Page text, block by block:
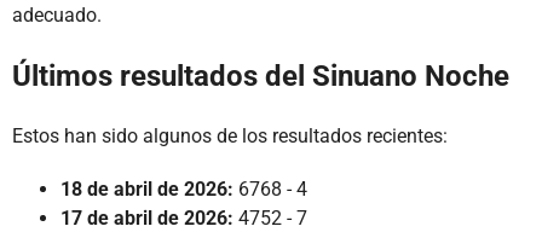
adecuado.
Últimos resultados del Sinuano Noche
Estos han sido algunos de los resultados recientes:
18 de abril de 2026: 6768 - 4
17 de abril de 2026: 4752 - 7